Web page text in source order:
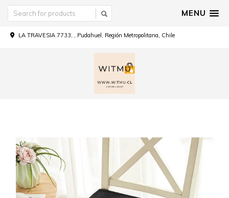
MENU
LA TRAVESIA 7733, , Pudahuel, Región Metropolitana, Chile